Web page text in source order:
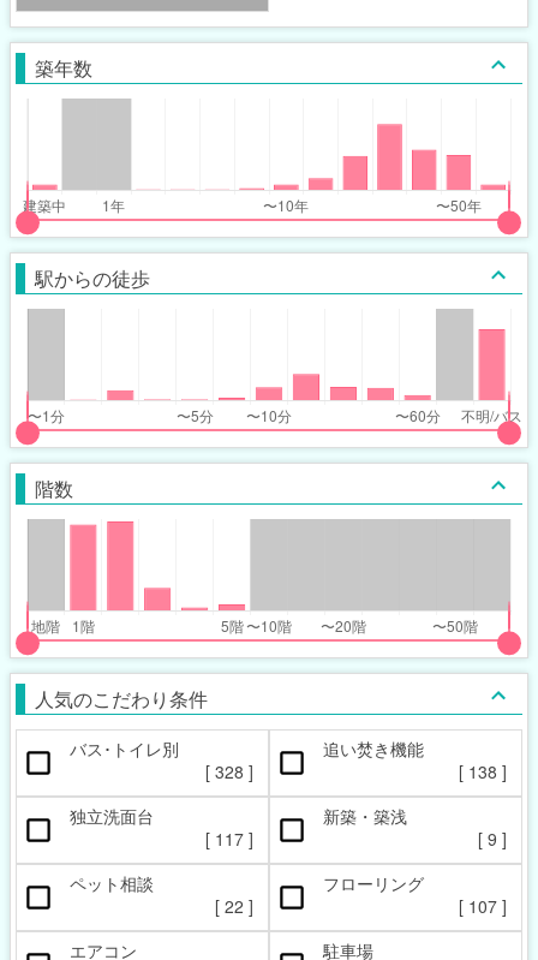
築年数
駅からの徒歩
階数
人気のこだわり条件
バス･トイレ別
[ 328 ]
追い焚き機能
[ 138 ]
独立洗面台
[ 117 ]
新築・築浅
[ 9 ]
ペット相談
[ 22 ]
フローリング
[ 107 ]
エアコン
駐車場